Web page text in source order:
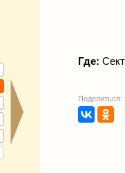
Где:
Поделиться: